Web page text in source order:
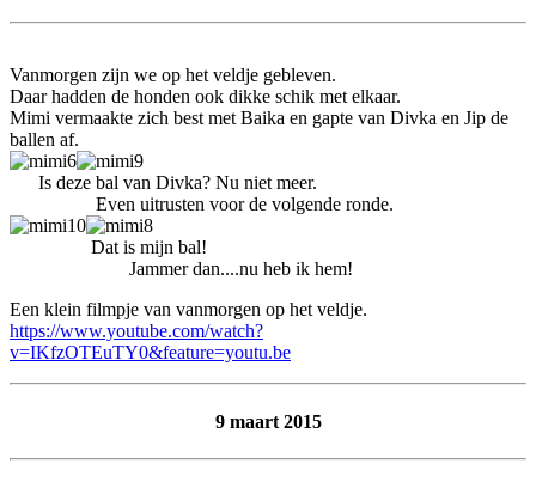
Vanmorgen zijn we op het veldje gebleven.
Daar hadden de honden ook dikke schik met elkaar.
Mimi vermaakte zich best met Baika en gapte van Divka en Jip de
ballen af.
Is deze bal van Divka? Nu niet meer.
Even uitrusten voor de volgende ronde.
Dat is mijn bal!
Jammer dan....nu heb ik hem!
Een klein filmpje van vanmorgen op het veldje.
https://www.youtube.com/watch?
v=IKfzOTEuTY0&feature=youtu.be
9 maart 2015